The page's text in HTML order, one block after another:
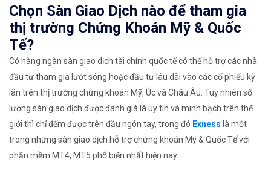
Chọn Sàn Giao Dịch nào để tham gia
thị trường Chứng Khoán Mỹ & Quốc
Tế?
Có hàng ngàn sàn giao dịch tài chính quốc tế có thể hỗ trợ các nhà
đầu tư tham gia lướt sóng hoặc đầu tư lâu dài vào các cổ phiếu kỳ
lân trên thị trường chứng khoán Mỹ, Úc và Châu Âu. Tuy nhiên số
lượng sàn giao dịch được đánh giá là uy tín và minh bạch trên thế
giới thì chỉ đếm được trên đầu ngón tay, trong đó Exness là một
trong những sàn giao dịch hỗ trợ chứng khoán Mỹ & Quốc Tế với
phần mềm MT4, MT5 phổ biến nhất hiện nay.